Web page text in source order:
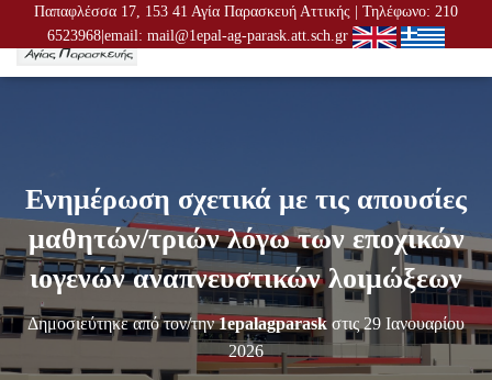
Παπαφλέσσα 17, 153 41 Αγία Παρασκευή Αττικής | Τηλέφωνο: 210
6523968|email: mail@1epal-ag-parask.att.sch.gr
Ν
Ή
Λ
Ο
Ή
Γ
Η
Σ
Ενημέρωση σχετικά με τις απουσίες
μαθητών/τριών λόγω των εποχικών
ιογενών αναπνευστικών λοιμώξεων
Δημοσιεύτηκε από τον/την1epalagparask στις 29 Ιανουαρίου
2026